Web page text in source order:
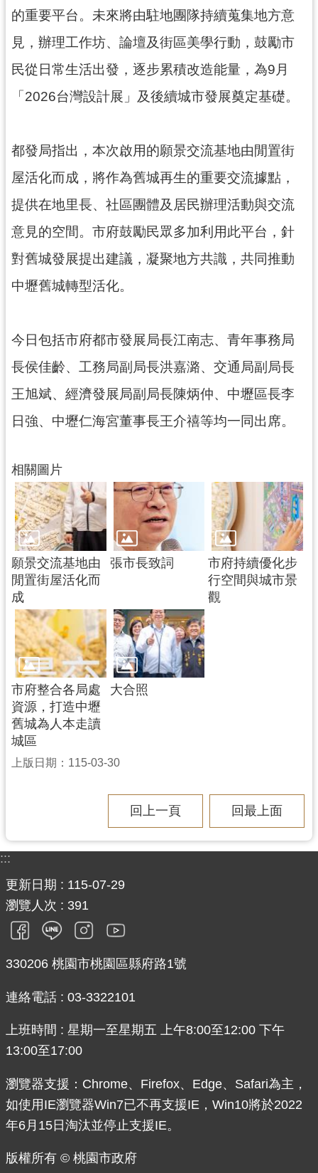
市
政
府
入
口
網
私
政
策
網
安
全
政
政
府
網
站
料
放
宣
告
的重要平台。未來將由駐地團隊持續蒐集地方意
見，辦理工作坊、論壇及街區美學行動，鼓勵市
民從日常生活出發，逐步累積改造能量，為9月
「2026台灣設計展」及後續城市發展奠定基礎。
都發局指出，本次啟用的願景交流基地由閒置街
屋活化而成，將作為舊城再生的重要交流據點，
提供在地里長、社區團體及居民辦理活動與交流
意見的空間。市府鼓勵民眾多加利用此平台，針
對舊城發展提出建議，凝聚地方共識，共同推動
中壢舊城轉型活化。
今日包括市府都市發展局長江南志、青年事務局
長侯佳齡、工務局副局長洪嘉潞、交通局副局長
王旭斌、經濟發展局副局長陳炳仲、中壢區長李
日強、中壢仁海宮董事長王介禧等均一同出席。
相關圖片
願景交流基地由
閒置街屋活化而
成
張市長致詞
市府持續優化步
行空間與城市景
觀
市府整合各局處
資源，打造中壢
舊城為人本走讀
城區
大合照
上版日期：115-03-30
回上一頁 回最上面
:::
更新日期
115-07-29
瀏覽人次
391
330206 桃園市桃園區縣府路1號
連絡電話 : 03-3322101
上班時間 : 星期一至星期五 上午8:00至12:00 下午
13:00至17:00
瀏覽器支援：Chrome、Firefox、Edge、Safari為主，
如使用IE瀏覽器Win7已不再支援IE，Win10將於2022
年6月15日淘汰並停止支援IE。
版權所有 © 桃園市政府